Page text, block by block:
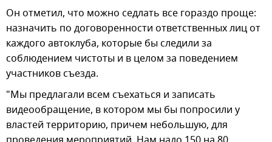
Он отметил, что можно седлать все гораздо проще:
назначить по договоренности ответственных лиц от
каждого автоклуба, которые бы следили за
соблюдением чистоты и в целом за поведением
участников съезда.
"Мы предлагали всем съехаться и записать
видеообращение, в котором мы бы попросили у
властей территорию, причем небольшую, для